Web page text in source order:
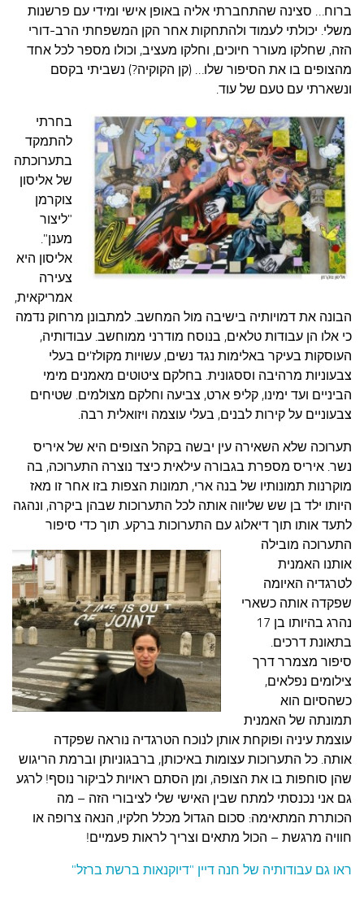
ברוח… סצינה שהתחברתי אליה באופן אישי ומידי עם פרשנות
משלי. יכולתי לעמוד ולהתחקות אחר הקן המשפחתי הרב-דורי
הזה, שחלקו מעורר חיוכים, וחלקו מעציב, וכולו מספר לכל אחד
מהצופים בו את הסיפור שלו… (קן הקוקיה?) נשביתי בקסם
ונשארתי עם טעם של עוד.
בחרתי
להתמקד
בתערוכתה
של אליסון
צוקרמן
"ליצור
מענן".
אליסון היא
צעירה
אמריקאית,
הבונה את דמויותיה בישיבה מול המחשב. למתבונן מרחוק נדמה
כי אלו הן עבודות טלאים, בנוסח מודרני ממוחשב. עבודותיה,
העוסקות בעיקר באלימות נגד נשים, עשויות מקולז'ים בעלי
צבעוניות מרהיבה וססגונית. בחלקם ציטוטים מאמנים מימי
הביניים ועד ימינו, קליפ ארט, צביעה וחלקם מצולמים. שטיחים
צבעוניים על קירות לבנים, בעלי עוצמה ויזואלית רבה.
תערוכה שלא השאירה עין יבשה בקהל הצופים היא של איריס
נשר. איריס מספרת בגבורה עילאית כיצד נוצרה התערוכה, בה
מוקרנות תמונותיו של בנה ארי, תמונות הצפות בזו אחר זו מאז
היותו ילד בן שש שליווה אותה לכל התערוכות שבהן ביקרה, ונהגה
לתעד אותו תוך דיאלוג עם התערוכות ברקע. תוך כדי סיפור
התערוכה מובילה
אותנו האמנית
לטרגדיה האיומה
שפקדה אותה כשארי
נהרג בהיותו בן 17
בתאונת דרכים.
סיפור מצמרר דרך
צילומים נפלאים,
כשהסיום הוא
תמונתה של האמנית
עוצמת עיניה ופוקחת אותן לנוכח הטרגדיה נוראה שפקדה
אותה. כל התערוכות עצומות באיכותן, ברבגוניותן וברמת הריגוש
שהן סוחפות בו את הצופה, ומן הסתם ראויות לביקור נוסף! לרגע
גם אני נכנסתי למתח שבין האישי שלי לציבורי הזה – מה
הכותרת המתאימה: סכום הגדול מכלל חלקיו, הנאה צרופה או
חוויה מרגשת – הכול מתאים וצריך לראות פעמיים!
ראו גם עבודותיה של חנה דיין "דיוקנאות ברשת ברזל"